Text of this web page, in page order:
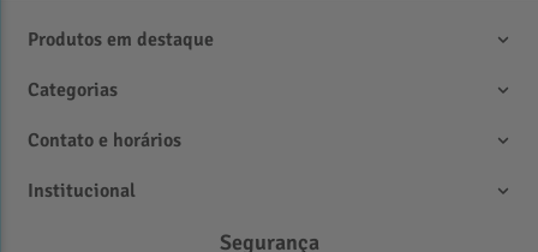
Produtos em destaque
Categorias
Contato e horários
Institucional
Segurança